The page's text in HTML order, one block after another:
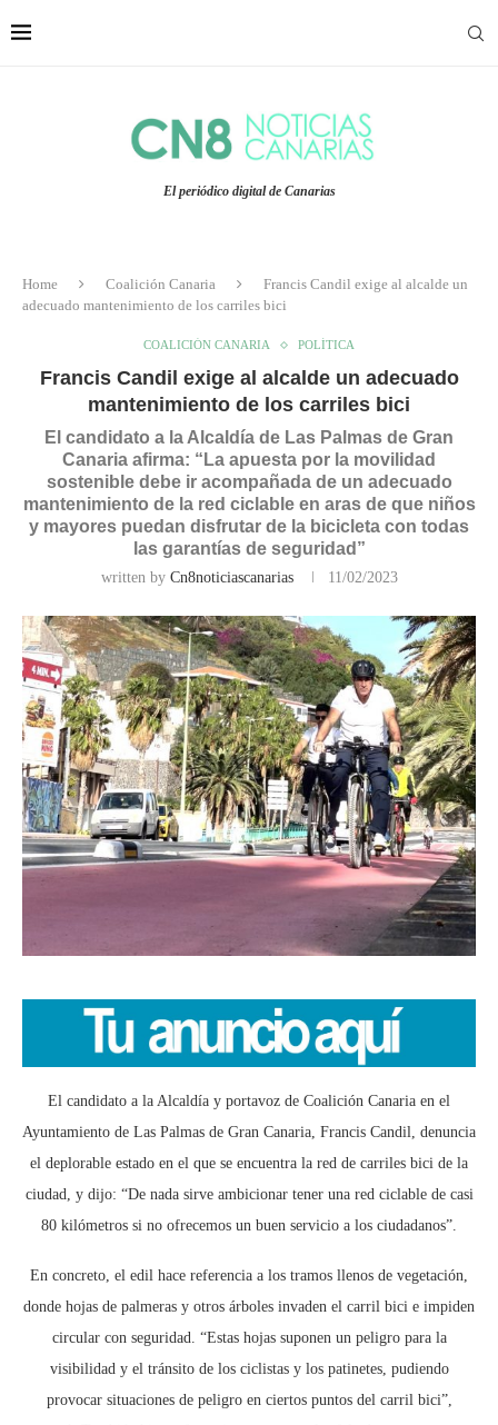
El periódico digital de Canarias
Home Coalición Canaria
Francis Candil exige al alcalde un
adecuado mantenimiento de los carriles bici
COALICIÓN CANARIA POLÍTICA
Francis Candil exige al alcalde un adecuado
mantenimiento de los carriles bici
El candidato a la Alcaldía de Las Palmas de Gran
Canaria afirma: “La apuesta por la movilidad
sostenible debe ir acompañada de un adecuado
mantenimiento de la red ciclable en aras de que niños
y mayores puedan disfrutar de la bicicleta con todas
las garantías de seguridad”
written by Cn8noticiascanarias 11/02/2023
El candidato a la Alcaldía y portavoz de Coalición Canaria en el
Ayuntamiento de Las Palmas de Gran Canaria, Francis Candil, denuncia
el deplorable estado en el que se encuentra la red de carriles bici de la
ciudad, y dijo: “De nada sirve ambicionar tener una red ciclable de casi
80 kilómetros si no ofrecemos un buen servicio a los ciudadanos”.
En concreto, el edil hace referencia a los tramos llenos de vegetación,
donde hojas de palmeras y otros árboles invaden el carril bici e impiden
circular con seguridad. “Estas hojas suponen un peligro para la
visibilidad y el tránsito de los ciclistas y los patinetes, pudiendo
provocar situaciones de peligro en ciertos puntos del carril bici”,